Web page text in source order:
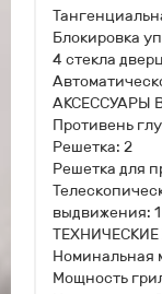
Блокировка
4 стекла
АКСЕССУАРЫ
Противень
Решетка: 2
Решетка для
выдвижения: 1
Номинальная
Мощность